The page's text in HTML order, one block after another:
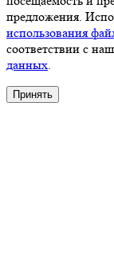
предложения.
использования
соответствии с
данных.
Принять